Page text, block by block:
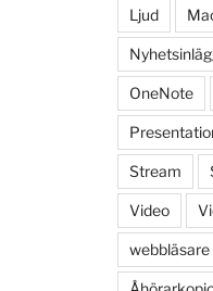
Ljud
OneNote
Stream
Video
webbläsare